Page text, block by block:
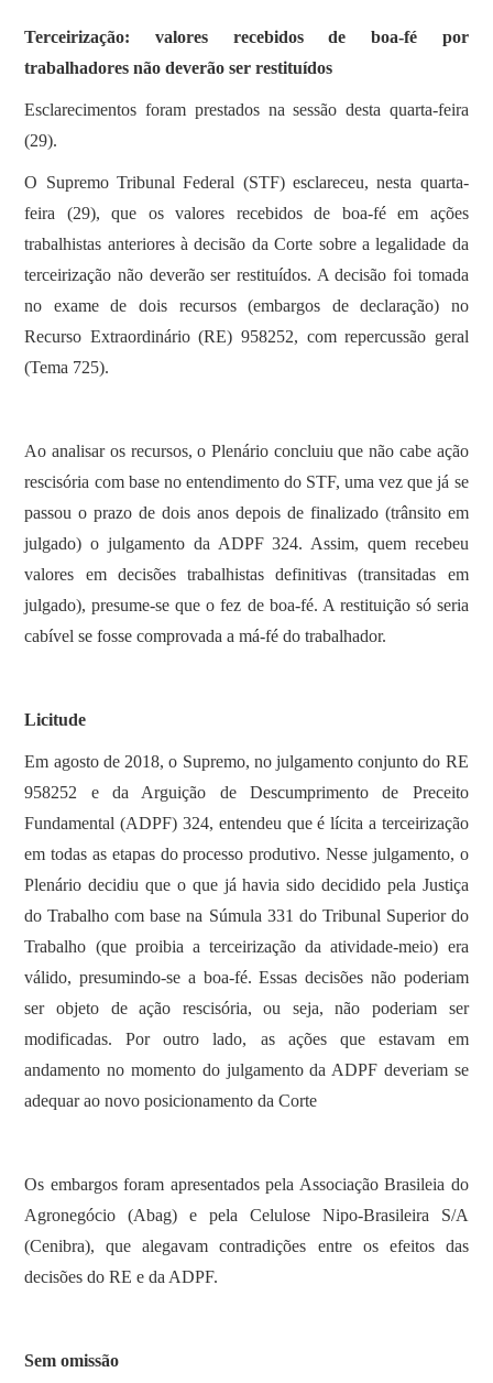
Terceirização: valores recebidos de boa-fé por
trabalhadores não deverão ser restituídos
Esclarecimentos foram prestados na sessão desta quarta-feira
(29).
O Supremo Tribunal Federal (STF) esclareceu, nesta quarta-
feira (29), que os valores recebidos de boa-fé em ações
trabalhistas anteriores à decisão da Corte sobre a legalidade da
terceirização não deverão ser restituídos. A decisão foi tomada
no exame de dois recursos (embargos de declaração) no
Recurso Extraordinário (RE) 958252, com repercussão geral
(Tema 725).
Ao analisar os recursos, o Plenário concluiu que não cabe ação
rescisória com base no entendimento do STF, uma vez que já se
passou o prazo de dois anos depois de finalizado (trânsito em
julgado) o julgamento da ADPF 324. Assim, quem recebeu
valores em decisões trabalhistas definitivas (transitadas em
julgado), presume-se que o fez de boa-fé. A restituição só seria
cabível se fosse comprovada a má-fé do trabalhador.
Licitude
Em agosto de 2018, o Supremo, no julgamento conjunto do RE
958252 e da Arguição de Descumprimento de Preceito
Fundamental (ADPF) 324, entendeu que é lícita a terceirização
em todas as etapas do processo produtivo. Nesse julgamento, o
Plenário decidiu que o que já havia sido decidido pela Justiça
do Trabalho com base na Súmula 331 do Tribunal Superior do
Trabalho (que proibia a terceirização da atividade-meio) era
válido, presumindo-se a boa-fé. Essas decisões não poderiam
ser objeto de ação rescisória, ou seja, não poderiam ser
modificadas. Por outro lado, as ações que estavam em
andamento no momento do julgamento da ADPF deveriam se
adequar ao novo posicionamento da Corte
Os embargos foram apresentados pela Associação Brasileia do
Agronegócio (Abag) e pela Celulose Nipo-Brasileira S/A
(Cenibra), que alegavam contradições entre os efeitos das
decisões do RE e da ADPF.
Sem omissão